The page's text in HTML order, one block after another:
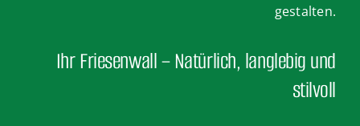
gestalten.
Ihr Friesenwall – Natürlich, langlebig und
stilvoll